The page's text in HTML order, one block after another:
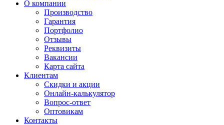
О компании
Производство
Гарантия
Портфолио
Отзывы
Реквизиты
Вакансии
Карта сайта
Клиентам
Скидки и акции
Онлайн-калькулятор
Вопрос-ответ
Оптовикам
Контакты